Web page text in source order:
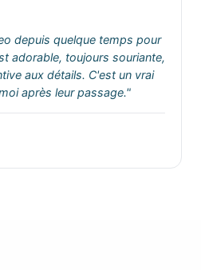
depuis quelque temps pour
adorable, toujours souriante,
aux détails. C'est un vrai
après leur passage."